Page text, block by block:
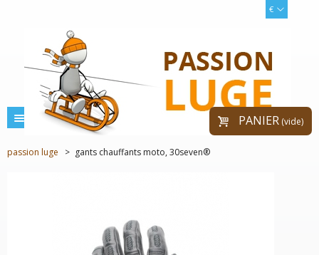
€
PANIER (vide)
menu
passion luge > gants chauffants moto, 30seven®